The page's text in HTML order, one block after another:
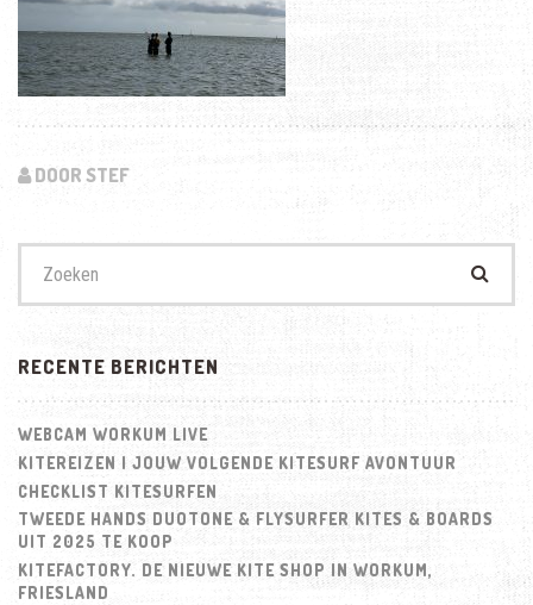
DOOR STEF
naar:
RECENTE BERICHTEN
WEBCAM WORKUM LIVE
KITEREIZEN | JOUW VOLGENDE KITESURF AVONTUUR
CHECKLIST KITESURFEN
TWEEDE HANDS DUOTONE & FLYSURFER KITES & BOARDS
UIT 2025 TE KOOP
KITEFACTORY. DE NIEUWE KITE SHOP IN WORKUM,
FRIESLAND